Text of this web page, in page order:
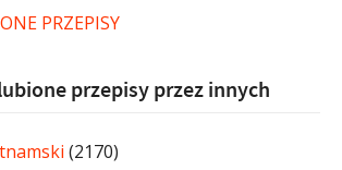
PRZEPISY
przepisy przez innych
(2170)